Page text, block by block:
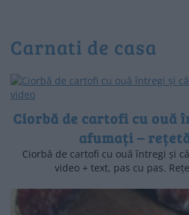
carnati de casa
Ciorbă de cartofi cu ouă
afumați –
Ciorbă de cartofi cu ouă întregi și
video + text, pas cu pas.